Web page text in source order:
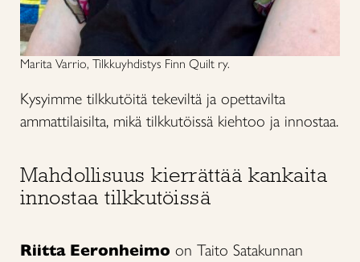
Marita Varrio, Tilkkuyhdistys Finn Quilt ry.
Kysyimme tilkkutöitä tekeviltä ja opettavilta
ammattilaisilta, mikä tilkkutöissä kiehtoo ja innostaa.
Mahdollisuus kierrättää kankaita
innostaa tilkkutöissä
Riitta Eeronheimo on Taito Satakunnan